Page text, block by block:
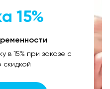
15%
в 15% при заказе с